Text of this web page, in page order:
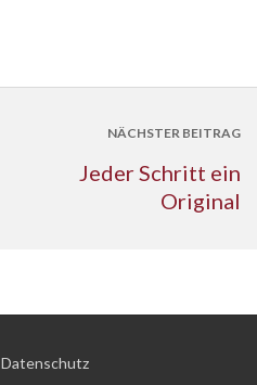
NÄCHSTER BEITRAG
Jeder Schritt ein
Original
Datenschutz